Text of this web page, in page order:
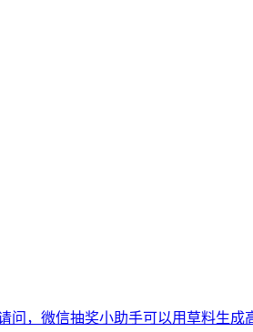
问，微信抽奖小助手可以用草料生成